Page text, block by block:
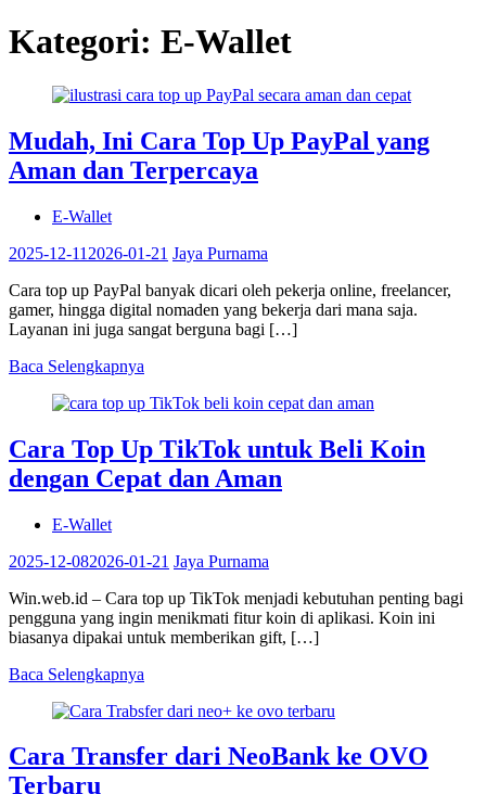
Kategori: E-Wallet
Mudah, Ini Cara Top Up PayPal yang
Aman dan Terpercaya
E-Wallet
2025-12-11 2026-01-21 Jaya Purnama
Cara top up PayPal banyak dicari oleh pekerja online, freelancer,
gamer, hingga digital nomaden yang bekerja dari mana saja.
Layanan ini juga sangat berguna bagi […]
Baca Selengkapnya
Cara Top Up TikTok untuk Beli Koin
dengan Cepat dan Aman
E-Wallet
2025-12-082026-01-21 Jaya Purnama
Win.web.id – Cara top up TikTok menjadi kebutuhan penting bagi
pengguna yang ingin menikmati fitur koin di aplikasi. Koin ini
biasanya dipakai untuk memberikan gift, […]
Baca Selengkapnya
Cara Transfer dari NeoBank ke OVO
Terbaru